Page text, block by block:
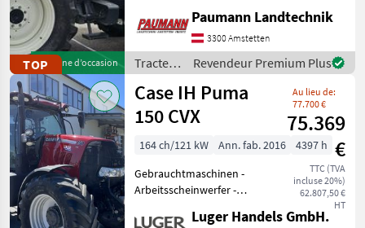
TOPMachine d’occasion
Super Steer Vorderachse:
Ermöglicht durch die
Achsgeometrie einen
deutlich höheren Lenkei
Paumann Landtechnik
3300 Amstetten
Tracteurs
/ New
Holland
Revendeur Premium Plus
Case IH Puma
150 CVX
Au lieu de:
77.700 €
75.369
€
TTC (TVA
incluse 20%)
62.807,50 €
HT
164 ch/121 kW Ann. fab. 2016
4397 h
Gebrauchtmaschinen -
Arbeitsscheinwerfer -
Druckluftbremse - EHR -Luger Handels GmbH.